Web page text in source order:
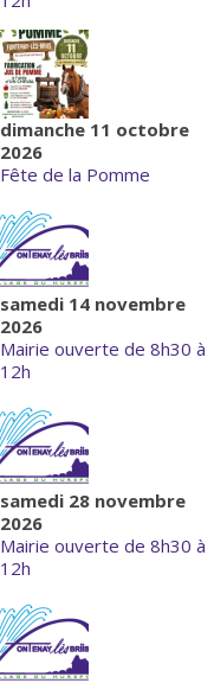
dimanche 11 octobre
2026
Fête de la Pomme
samedi 14 novembre
2026
Mairie ouverte de 8h30 à
12h
samedi 28 novembre
2026
Mairie ouverte de 8h30 à
12h